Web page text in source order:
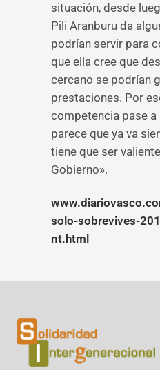
situación, desde
Pili Aranburu da
podrían servir para
que ella cree que
cercano se podrían
prestaciones. Por
competencia pase a
parece que ya va
tiene que ser
Gobierno».
solo-sobrevives-
nt.html